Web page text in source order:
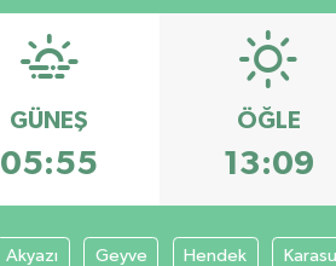
GÜNEŞ
05:55
ÖĞLE
13:09
Akyazı Geyve Hendek Karasu